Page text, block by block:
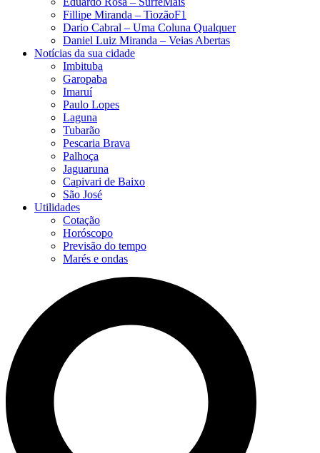
Fillipe Miranda – TiozãoF1
Dario Cabral – Uma Coluna Qualquer
Daniel Luiz Miranda – Veias Abertas
Notícias da sua cidade
Imbituba
Garopaba
Imaruí
Paulo Lopes
Laguna
Tubarão
Pescaria Brava
Palhoça
Jaguaruna
Capivari de Baixo
São José
Utilidades
Cotação
Horóscopo
Previsão do tempo
Marés e ondas